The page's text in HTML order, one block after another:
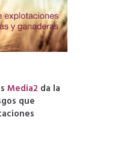
Media2 da la
que